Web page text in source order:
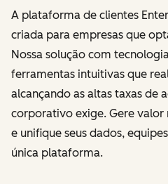
A plataforma de clientes
criada para empresas que
Nossa solução com
ferramentas intuitivas que
alcançando as altas taxas de
corporativo exige. Gere valor
e unifique seus dados,
única plataforma.